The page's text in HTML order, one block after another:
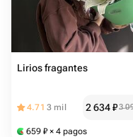
Lirios fragantes
4.71 3 mil 2 634₽3
659 ₽ × 4 pagos